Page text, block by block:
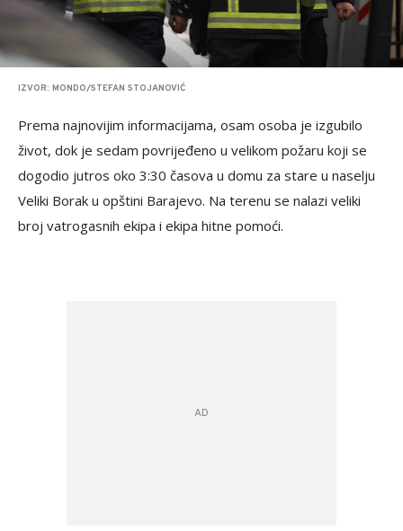
IZVOR: MONDO/STEFAN STOJANOVIĆ
Prema najnovijim informacijama, osam osoba je izgubilo
život, dok je sedam povrijeđeno u velikom požaru koji se
dogodio jutros oko 3:30 časova u domu za stare u naselju
Veliki Borak u opštini Barajevo. Na terenu se nalazi veliki
broj vatrogasnih ekipa i ekipa hitne pomoći.